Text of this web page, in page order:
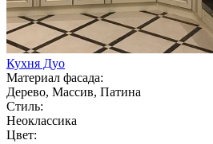
Кухня Дуо
Материал фасада:
Дерево, Массив, Патина
Стиль:
Неоклассика
Цвет: